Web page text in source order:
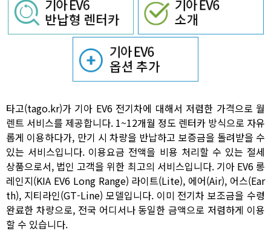
타고(tago.kr)가 기아 EV6 전기차에 대해서 저렴한 가격으로 월
렌트 서비스를 제공합니다. 1~12개월 정도 렌터카 방식으로 자유
롭게 이용하다가, 만기 시 차량을 반납하고 보증금을 돌려받을 수
있는 서비스입니다. 이용요금 전액을 비용 처리할 수 있는 절세
상품으로서, 법인 고객을 위한 최고의 서비스입니다. 기아 EV6 롱
레인지(KIA EV6 Long Range) 라이트(Lite), 에어(Air), 어스(Ear
th), 지티라인(GT-Line) 모델입니다. 이미 전기차 보조금을 수령
완료한 차량으로, 전국 어디서나 동일한 금액으로 저렴하게 이용
할 수 있습니다.